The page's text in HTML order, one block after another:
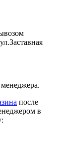
менеджера.
после
в